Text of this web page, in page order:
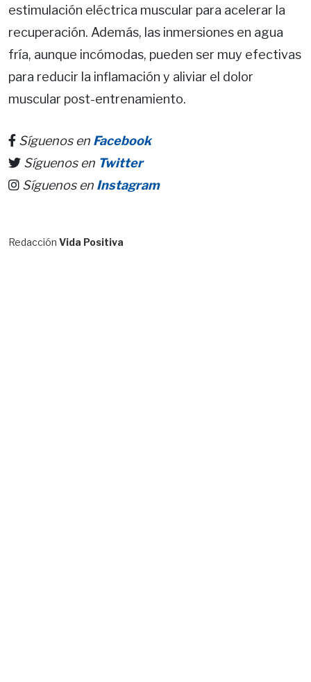
estimulación eléctrica muscular para acelerar la
recuperación. Además, las inmersiones en agua
fría, aunque incómodas, pueden ser muy efectivas
para reducir la inflamación y aliviar el dolor
muscular post-entrenamiento.
Síguenos en Facebook
Síguenos en Twitter
Síguenos en Instagram
Redacción Vida Positiva